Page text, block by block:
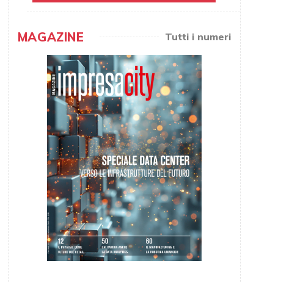
MAGAZINE Tutti i numeri